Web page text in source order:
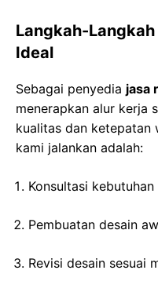
Langkah-Langkah
Ideal
Sebagai penyedia jasa
menerapkan alur kerja
kualitas dan ketepatan
kami jalankan adalah:
Konsultasi
Pembuatan desain
Revisi desain sesuai